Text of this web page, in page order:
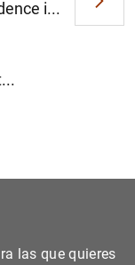
i...
las que quieres